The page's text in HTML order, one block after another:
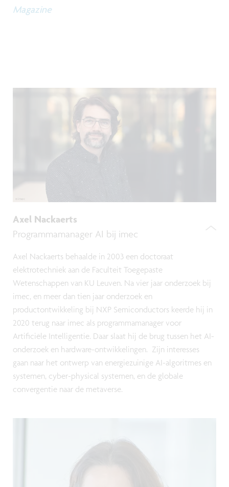
Magazine
Axel Nackaerts
Programmamanager AI bij imec
Axel Nackaerts behaalde in 2003 een doctoraat
elektrotechniek aan de Faculteit Toegepaste
Wetenschappen van KU Leuven. Na vier jaar onderzoek bij
imec, en meer dan tien jaar onderzoek en
productontwikkeling bij NXP Semiconductors keerde hij in
2020 terug naar imec als programmamanager voor
Artificiële Intelligentie. Daar slaat hij de brug tussen het AI-
onderzoek en hardware-ontwikkelingen. Zijn interesses
gaan naar het ontwerp van energiezuinige AI-algoritmes en
systemen, cyber-physical systemen, en de globale
convergentie naar de metaverse.